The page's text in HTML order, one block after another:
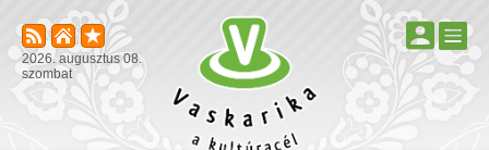
2026. augusztus 08.
szombat